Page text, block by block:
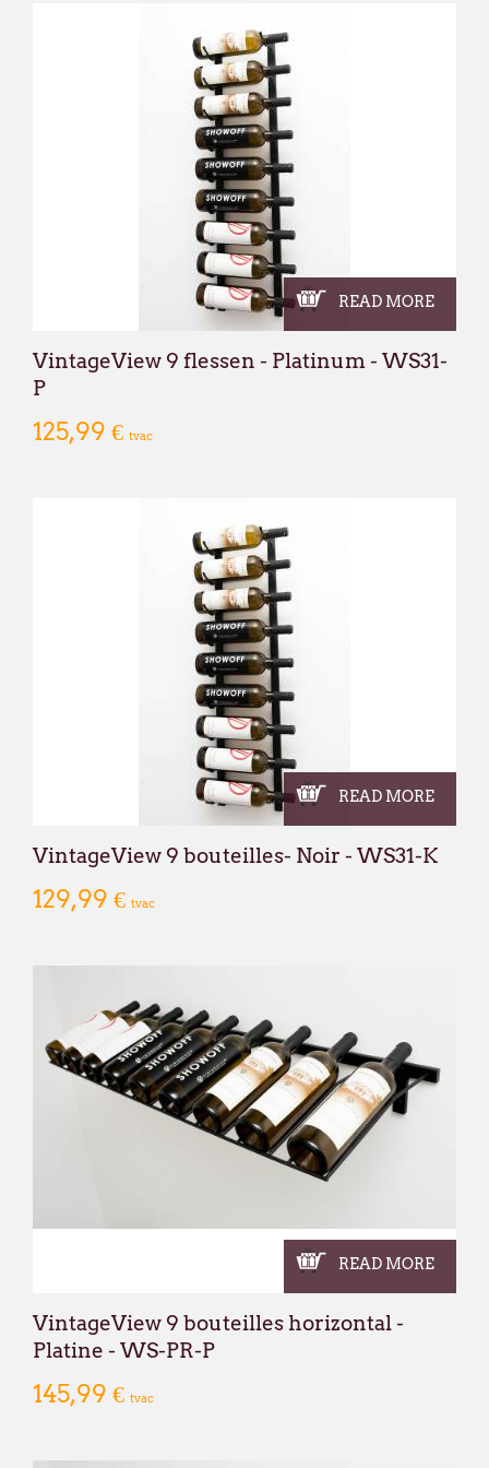
READ MORE
VintageView 9 flessen - Platinum - WS31-
P
125,99 € tvac
READ MORE
VintageView 9 bouteilles- Noir - WS31-K
129,99 € tvac
READ MORE
VintageView 9 bouteilles horizontal -
Platine - WS-PR-P
145,99 € tvac
dans nos nouveaux locaux à l'adresse
Broekweg 12W
1620 Drogenbos
Nous vous souhaitons un excellent été !
François Dubaere et Géraldine Dubaere